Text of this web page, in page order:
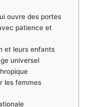
ouvre des portes
patience et
et leurs enfants
universel
les femmes